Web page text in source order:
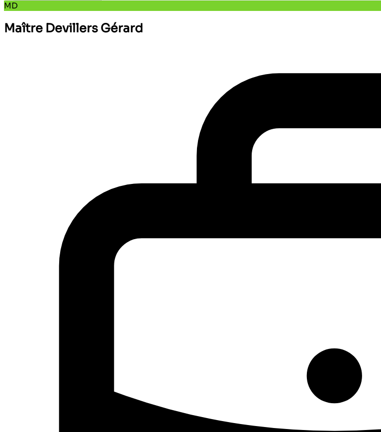
MD
Maître Devillers Gérard